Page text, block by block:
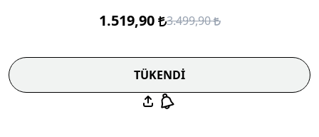
1.519,90 3.499,90
TÜKENDİ